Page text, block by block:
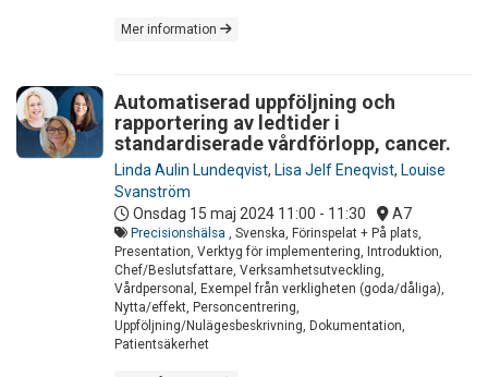
Mer information
Automatiserad uppföljning och
rapportering av ledtider i
standardiserade vårdförlopp, cancer.
Linda Aulin Lundeqvist, Lisa Jelf Eneqvist, Louise
Svanström
Onsdag 15 maj 2024 11:00 - 11:30 A7
Precisionshälsa
, Svenska, Förinspelat + På plats,
Presentation, Verktyg för implementering, Introduktion,
Chef/Beslutsfattare, Verksamhetsutveckling,
Vårdpersonal, Exempel från verkligheten (goda/dåliga),
Nytta/effekt, Personcentrering,
Uppföljning/Nulägesbeskrivning, Dokumentation,
Patientsäkerhet